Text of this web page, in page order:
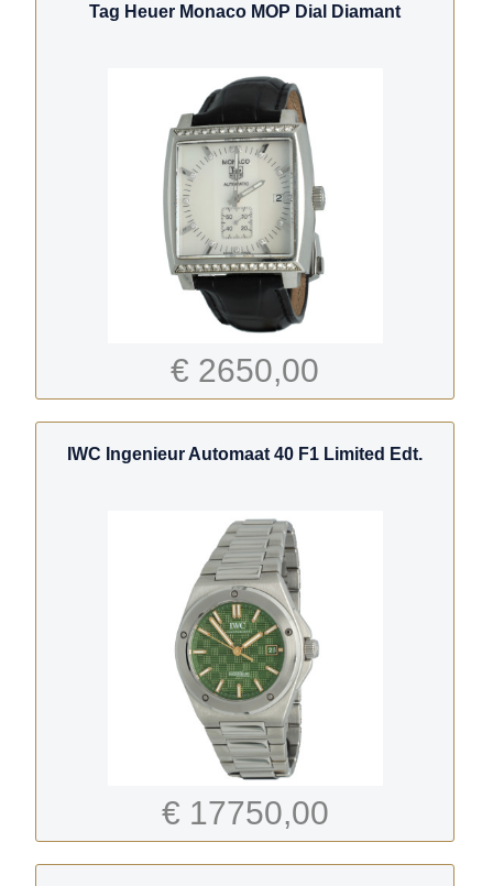
Tag Heuer Monaco MOP Dial Diamant
€ 2650,00
IWC Ingenieur Automaat 40 F1 Limited Edt.
€ 17750,00